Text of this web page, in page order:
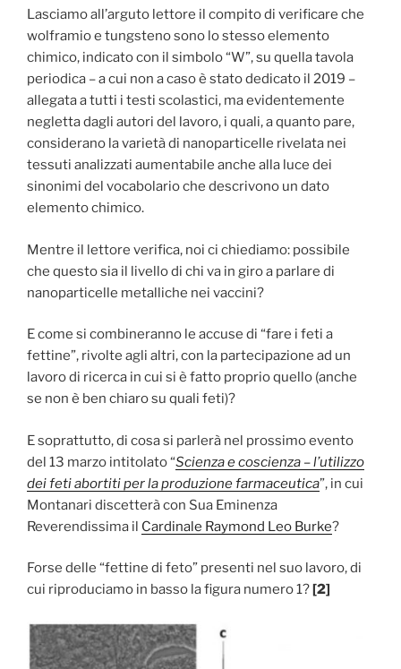
Lasciamo all’arguto lettore il compito di verificare che
wolframio e tungsteno sono lo stesso elemento
chimico, indicato con il simbolo “W”, su quella tavola
periodica – a cui non a caso è stato dedicato il 2019 –
allegata a tutti i testi scolastici, ma evidentemente
negletta dagli autori del lavoro, i quali, a quanto pare,
considerano la varietà di nanoparticelle rivelata nei
tessuti analizzati aumentabile anche alla luce dei
sinonimi del vocabolario che descrivono un dato
elemento chimico.
Mentre il lettore verifica, noi ci chiediamo: possibile
che questo sia il livello di chi va in giro a parlare di
nanoparticelle metalliche nei vaccini?
E come si combineranno le accuse di “fare i feti a
fettine”, rivolte agli altri, con la partecipazione ad un
lavoro di ricerca in cui si è fatto proprio quello (anche
se non è ben chiaro su quali feti)?
E soprattutto, di cosa si parlerà nel prossimo evento
del 13 marzo intitolato “Scienza e coscienza – l’utilizzo
dei feti abortiti per la produzione farmaceutica”, in cui
Montanari discetterà con Sua Eminenza
Reverendissima il Cardinale Raymond Leo Burke?
Forse delle “fettine di feto” presenti nel suo lavoro, di
cui riproduciamo in basso la figura numero 1?[2]